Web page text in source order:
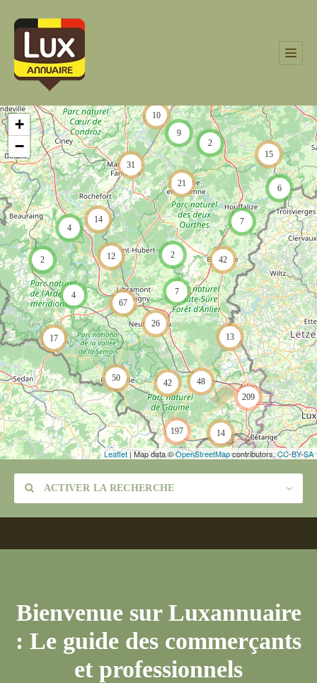
21
7
6
2
15
17
50
2
4
4
12
67
9
10
14
31
2
13
7
42
26
42
197 14
48
209
+
−
Leaflet| Map data ©OpenStreetMapcontributors,CC-BY-SA
ACTIVER LA RECHERCHE
Bienvenue sur Luxannuaire
: Le guide des commerçants
et professionnels